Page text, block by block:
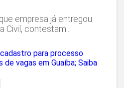
empresa já entregou
contestam...